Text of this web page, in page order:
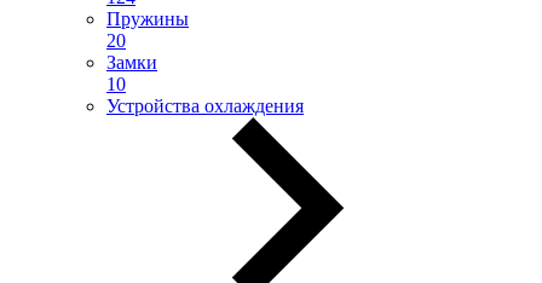
Пружины
20
Замки
10
Устройства охлаждения